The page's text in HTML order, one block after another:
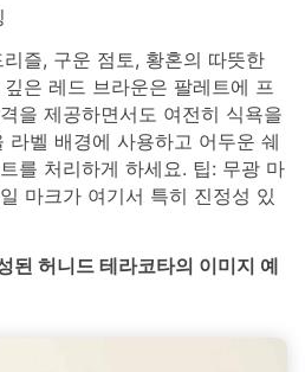
즐, 구운 점토, 황혼의 따뜻한
은 레드 브라운은 팔레트에 프
을 제공하면서도 여전히 식욕을
라벨 배경에 사용하고 어두운 쉐
를 처리하게 하세요. 팁: 무광 마
마크가 여기서 특히 진정성 있
된 허니드 테라코타의 이미지 예